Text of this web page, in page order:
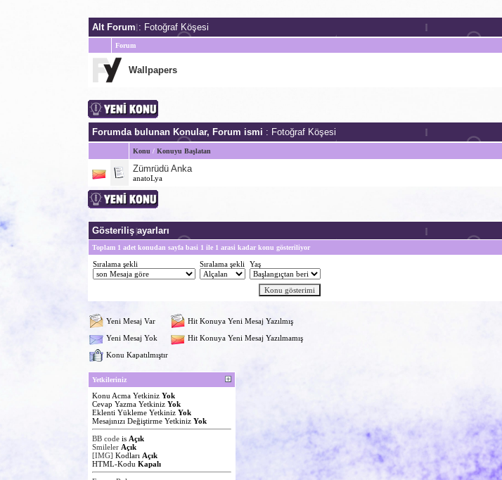
Alt Forum: Fotoğraf Köşesi
Forum
Wallpapers
Forumda bulunan Konular, Forum ismi : Fotoğraf Köşesi
Konu /Konuyu Başlatan
Zümrüdü Anka
anatoLya
Gösteriliş ayarları
Toplam 1 adet konudan sayfa basi 1 ile 1 arasi kadar konu gösteriliyor
Sıralama şekli Sıralama şekli Yaş
Yeni Mesaj Var
Hit Konuya Yeni Mesaj Yazılmış
Yeni Mesaj Yok
Hit Konuya Yeni Mesaj Yazılmamış
Konu Kapatılmıştır
Yetkileriniz
Konu Acma YetkinizYok
Cevap Yazma YetkinizYok
Eklenti Yükleme YetkinizYok
Mesajınızı Değiştirme YetkinizYok
BB code is Açık
Smileler Açık
[IMG] Kodları Açık
HTML-KoduKapalı